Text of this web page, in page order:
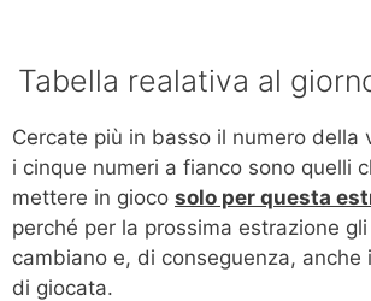
Tabella realativa al
Cercate più in basso il numero della
i cinque numeri a fianco sono quelli
mettere in gioco solo per questa
perché per la prossima estrazione
cambiano e, di conseguenza, anche
di giocata.